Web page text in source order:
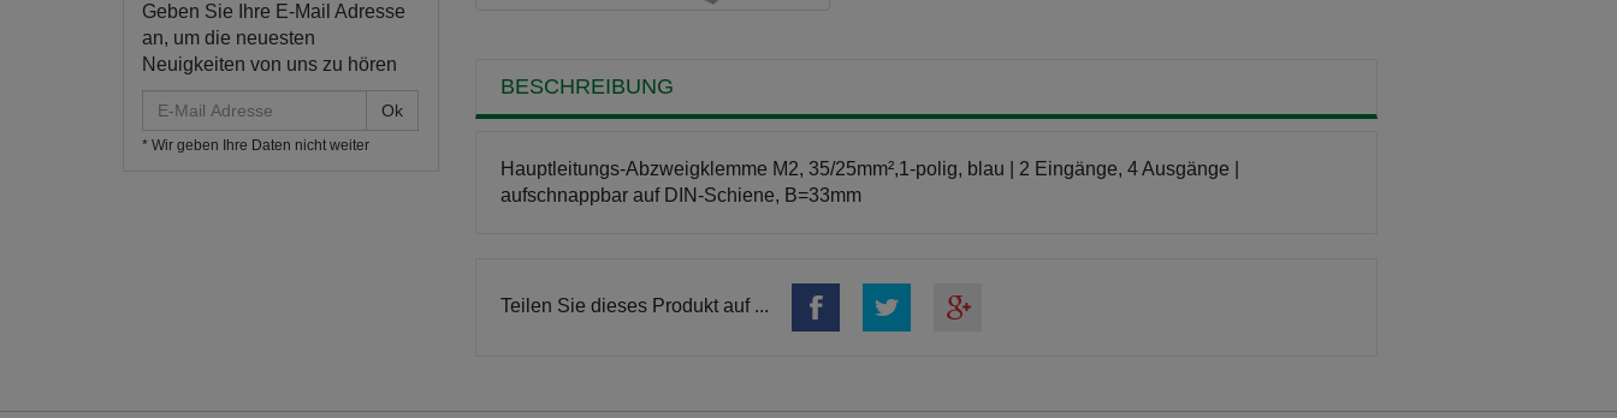
Geben Sie Ihre E-Mail Adresse
an, um die neuesten
Neuigkeiten von uns zu hören
Mail
Adresse
* Wir geben Ihre Daten nicht weiter
BESCHREIBUNG
Hauptleitungs-Abzweigklemme M2, 35/25mm²,1-polig, blau | 2 Eingänge, 4 Ausgänge |
aufschnappbar auf DIN-Schiene, B=33mm
Teilen Sie dieses Produkt auf ...